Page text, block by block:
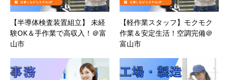
【半導体検査装置組立】 未経
験OK＆手作業で高収入！＠富
山市
【軽作業スタッフ】モクモク
作業＆安定生活！空調完備＠
富山市